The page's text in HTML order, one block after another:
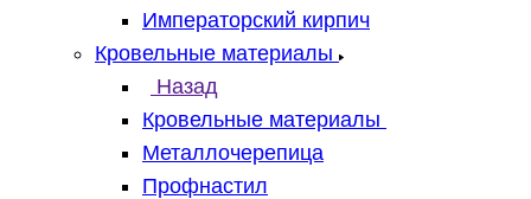
Императорский кирпич
Кровельные материалы
Назад
Кровельные материалы
Металлочерепица
Профнастил